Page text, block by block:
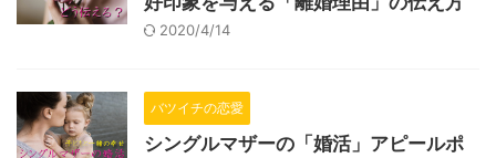
2020/4/14
バツイチの恋愛
シングルマザーの「婚活」アピールポ